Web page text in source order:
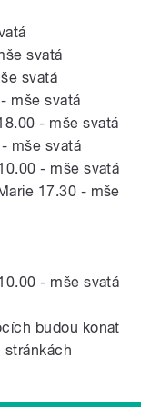
svatá
svatá
mše svatá
- mše svatá
mše svatá
- mše svatá
17.30 - mše
- mše svatá
budou konat
stránkách